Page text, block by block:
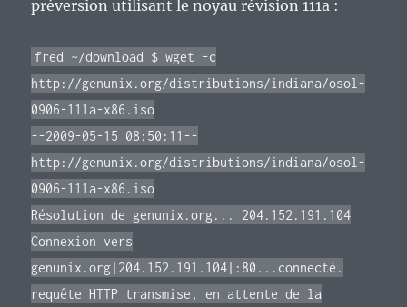
préversion utilisant le noyau révision 111a :
fred ~/download $ wget -c
http://genunix.org/distributions/indiana/osol-
0906-111a-x86.iso
--2009-05-15 08:50:11--
http://genunix.org/distributions/indiana/osol-
0906-111a-x86.iso
Résolution de genunix.org... 204.152.191.104
Connexion vers
genunix.org|204.152.191.104|:80...connecté.
requête HTTP transmise, en attente de la